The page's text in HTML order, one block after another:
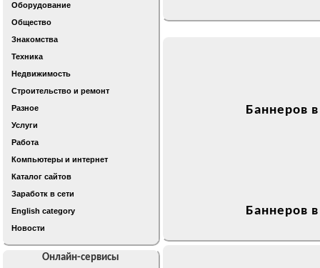
Оборудование
Общество
Знакомства
Техника
Недвижимость
Строительство и ремонт
Разное
Услуги
Работа
Компьютеры и интернет
Каталог сайтов
Заработк в сети
English category
Новости
Онлайн-сервисы
Баннеров
Баннеров